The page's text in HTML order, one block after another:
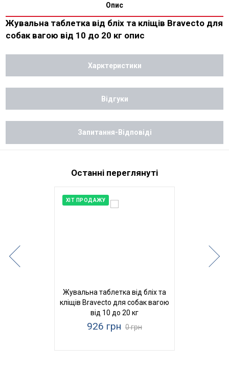
Опис
Жувальна таблетка від бліх та кліщів Bravecto для
собак вагою від 10 до 20 кг опис
Харктеристики
Відгуки
Запитання-Відповіді
Останні переглянуті
ХІТ ПРОДАЖУ
Жувальна таблетка від бліх та
кліщів Bravecto для собак вагою
від 10 до 20 кг
926 грн 0 грн